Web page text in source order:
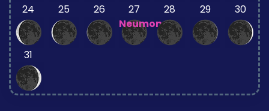
24 25 26
27
Neumond
28 29 30
31